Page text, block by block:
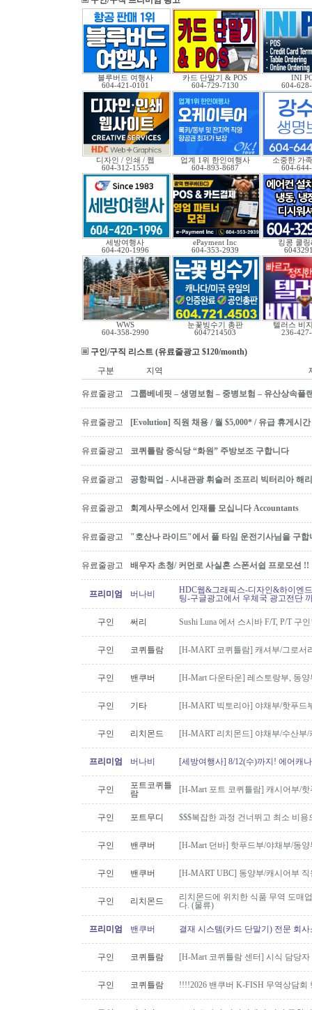
블루버드 여행사
604-421-0101
카드 단말기 & POS
604-729-7130
INI
604-
디자인 / 인쇄 / 웹
604-312-1555
업계 1위 한인여행사
604-893-8687
소중한 가
604-
세방여행사
604-420-1996
ePayment Inc
604-353-2939
킹콩 쿨
WWS
604-358-2990
눈꽃빙수기 총판
6047214503
텔러스 비
236-
구인/구직 리스트 (유료줄광고 $120/month)
구분
지역
유료줄광고 그룹베네핏 – 생명보험 – 중병보험 – 유산상속플
유료줄광고 [Evolution] 직원 채용 / 월 $5,000* / 유급 휴게시
유료줄광고 코퀴틀람 중식당 “화원” 주방보조 구합니다
유료줄광고 공항픽업 - 시내관광 휘슬러 조프리 빅터리아 해
유료줄광고 회계사무소에서 인재를 모십니다 Accountants
유료줄광고 "호산나 라이드"에서 풀 타임 운전기사님을 구합
유료줄광고 배우자 초청/ 커먼로 사실혼 스폰서쉽 프로모션 !!
프리미엄 버나비
HDC웹&그래픽스-디자인&하이엔
팅-구글광고에서 우체국 광고전단
구인 써리 Sushi Luna 에서 스시바 F/T, P/T 구
구인 코퀴틀람 [H-MART 코퀴틀람] 캐셔부/그로서
구인 밴쿠버 [H-Mart 다운타운] 레스토랑부, 동
구인 기타 [H-MART 빅토리아] 야채부/핫푸드
구인 리치몬드 [H-MART 리치몬드] 야채부/수산부
프리미엄 버나비 [세방여행사] 8/12(수)까지! 에어캐
구인
포트코퀴틀
람
[H-Mart 포트 코퀴틀람] 캐시어부/
구인 포트무디 $$$복잡한 과정 건너뛰고 최소 비
구인 밴쿠버 [H-Mart 던바] 핫푸드부/야채부/동
구인 밴쿠버 [H-MART UBC] 동양부/캐시어부
구인 리치몬드
리치몬드에 위치한 식품 무역 도매
다. (물류)
프리미엄 밴쿠버 결재 시스템(카드 단말기) 전문 회
구인 코퀴틀람 [H-Mart 코퀴틀람 센터] 시식 담당
구인 코퀴틀람 !!!!2026 밴쿠버 K-FISH 무역상담